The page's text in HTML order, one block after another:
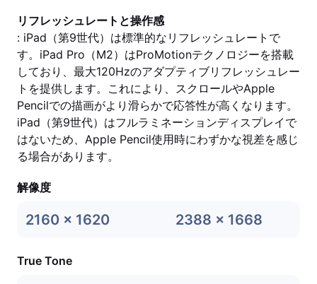
リフレッシュレートと操作感
: iPad（第9世代）は標準的なリフレッシュレートで
す。iPad Pro（M2）はProMotionテクノロジーを搭載
しており、最大120Hzのアダプティブリフレッシュレー
トを提供します。これにより、スクロールやApple
Pencilでの描画がより滑らかで応答性が高くなります。
iPad（第9世代）はフルラミネーションディスプレイで
はないため、Apple Pencil使用時にわずかな視差を感じ
る場合があります。
解像度
2160 x 1620 2388 x 1668
True Tone